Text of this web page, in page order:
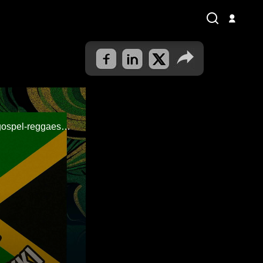
DJ Liiton Erkin 4. lähetys keskittyy jamaikalaiseen uuden sukupolven moderniin gospel-reggaeseen.